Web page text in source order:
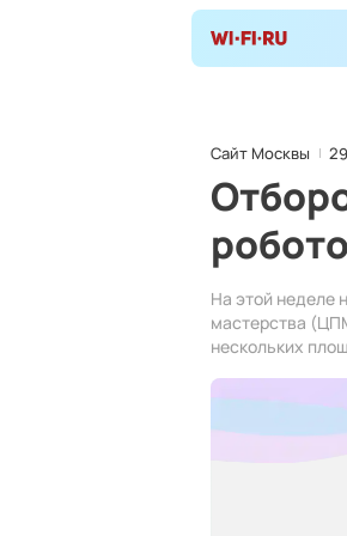
Сайт Москвы
На этой неделе
мастерства
нескольких